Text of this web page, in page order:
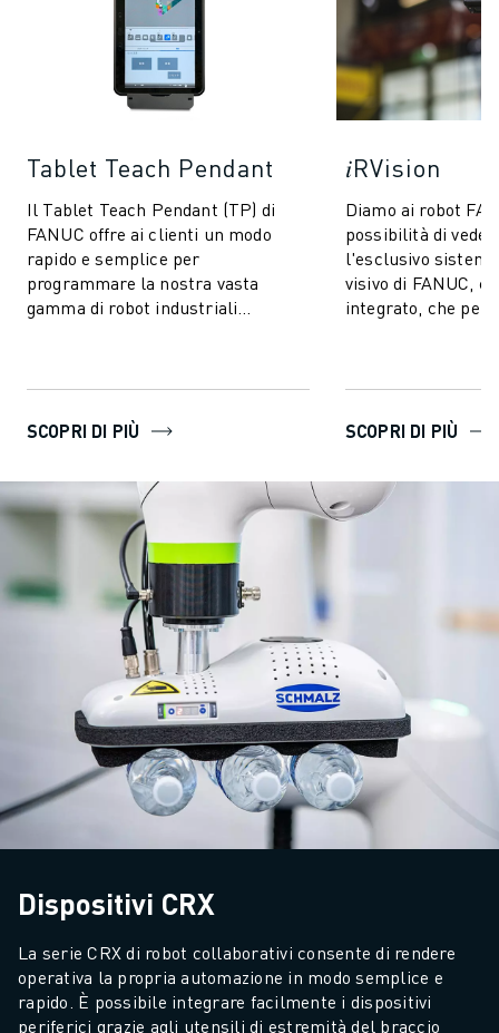
Tablet Teach Pendant
Il Tablet Teach Pendant (TP) di
FANUC offre ai clienti un modo
rapido e semplice per
programmare la nostra vasta
gamma di robot industriali
SCOPRI DI PIÙ
𝑖RVision
Diamo ai robot
possibilità di
l'esclusivo
visivo di FANUC,
integrato, che
SCOPRI DI PIÙ
Dispositivi CRX
La serie CRX di robot collaborativi consente di rendere
operativa la propria automazione in modo semplice e
rapido. È possibile integrare facilmente i dispositivi
periferici grazie agli utensili di estremità del braccio